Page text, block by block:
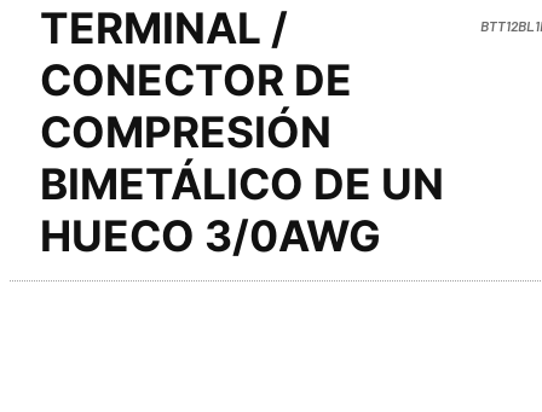
TERMINAL /
CONECTOR DE
COMPRESIÓN
BIMETÁLICO DE UN
HUECO 3/0AWG